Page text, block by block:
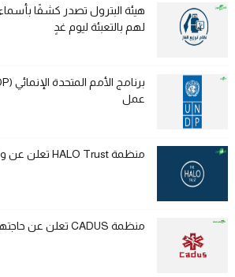
هيئة البترول تصدر كشفًا
لهم بالتعبئة ليوم غدٍ
عمل
منظمة HALO Trust تعلن عن وظائف شاغرة
منظمة CADUS تعلن عن حاجتها لوظائف شاغرة